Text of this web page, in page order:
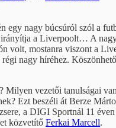
egy nagy búcsúról szól a
a Liverpoolt… A
volt, mostanra viszont a
nagy híréhez.
Milyen vezetői tanulságai
Ezt beszéli át Berze
a DIGI Sportnál 11
közvetítő Ferkai Marcell.